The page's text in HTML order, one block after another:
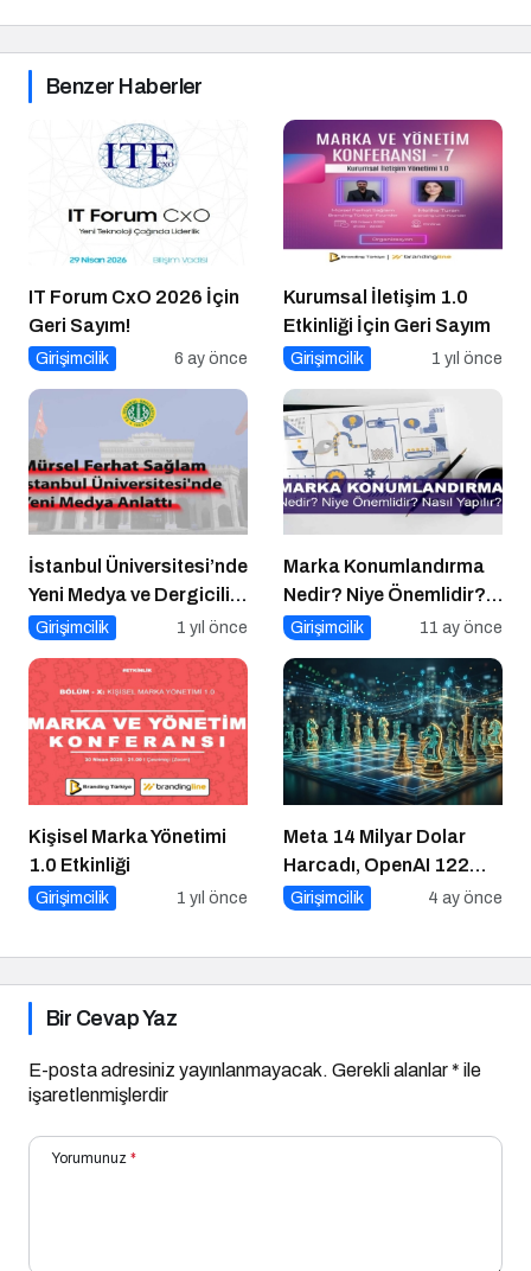
Benzer Haberler
IT Forum CxO 2026 İçin
Geri Sayım!
Girişimcilik 6 ay önce
Kurumsal İletişim 1.0
Etkinliği İçin Geri Sayım
Girişimcilik 1 yıl önce
İstanbul Üniversitesi’nde
Yeni Medya ve Dergicilik
Konuşuldu
Girişimcilik 1 yıl önce
Marka Konumlandırma
Nedir? Niye Önemlidir?
Nasıl Yapılır?
Girişimcilik 11 ay önce
Kişisel Marka Yönetimi
1.0 Etkinliği
Girişimcilik 1 yıl önce
Meta 14 Milyar Dolar
Harcadı, OpenAI 122
Milyar Topladı: Girişimci
Girişimcilik 4 ay önce
Bir Cevap Yaz
E-posta adresiniz yayınlanmayacak. Gerekli alanlar* ile
işaretlenmişlerdir
Yorumunuz *